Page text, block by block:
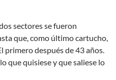
sectores se fueron
que, como último cartucho,
primero después de 43 años.
que quisiese y que saliese lo